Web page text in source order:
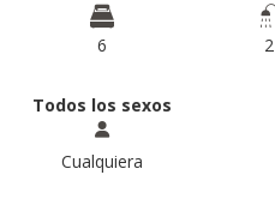
6 2
Todos los sexos
Cualquiera